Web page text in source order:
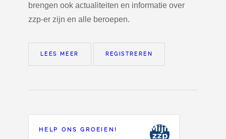
brengen ook actualiteiten en informatie over
zzp-er zijn en alle beroepen.
LEES MEER REGISTREREN
HELP ONS GROEIEN!